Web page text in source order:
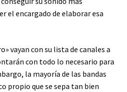
el encargado de elaborar esa
vayan con su lista de canales a
con todo lo necesario para
la mayoría de las bandas
propio que se sepa tan bien